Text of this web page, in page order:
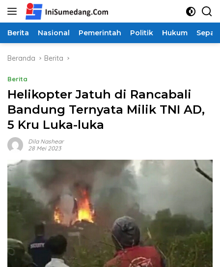
Langsung
Berita Nasional Pemerintah Politik Hukum
Beranda Berita
Berita
Helikopter Jatuh di Rancabali
Bandung Ternyata Milik TNI AD,
5 Kru Luka-luka
Dila Nashear
28 Mei 2023